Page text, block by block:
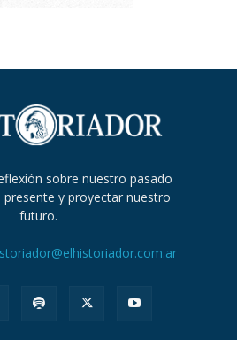
sobre nuestro pasado
presente y proyectar nuestro
futuro.